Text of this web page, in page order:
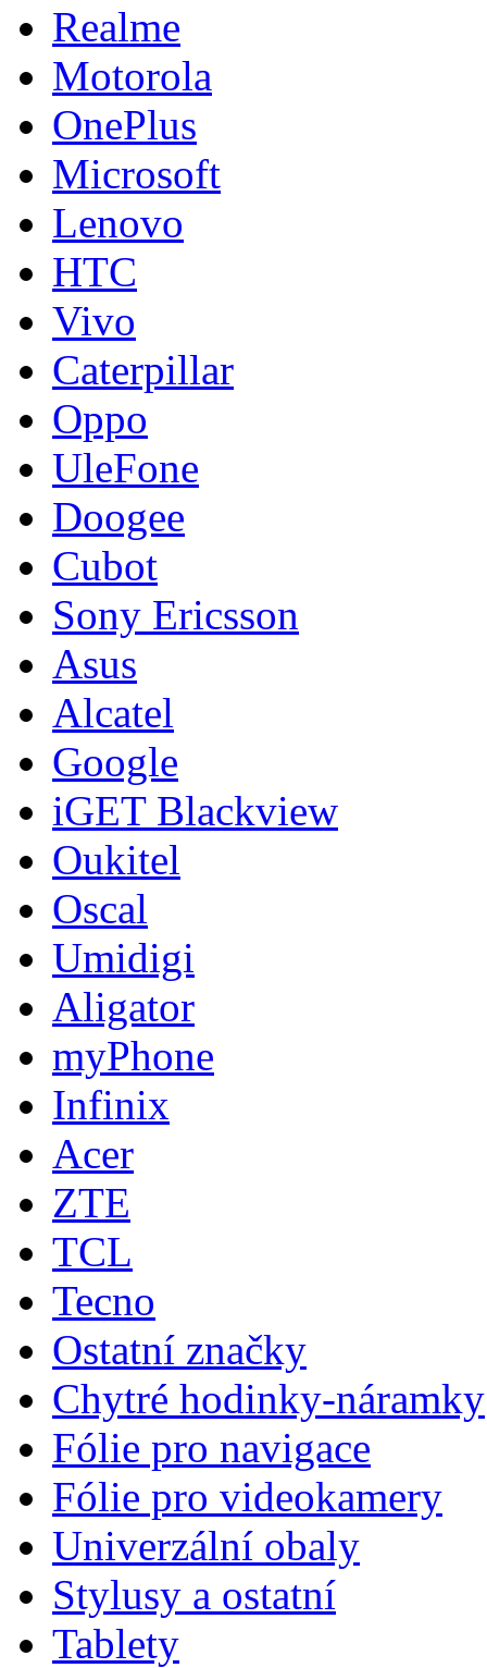
Realme
Motorola
OnePlus
Microsoft
Lenovo
HTC
Vivo
Caterpillar
Oppo
UleFone
Doogee
Cubot
Sony Ericsson
Asus
Alcatel
Google
iGET Blackview
Oukitel
Oscal
Umidigi
Aligator
myPhone
Infinix
Acer
ZTE
TCL
Tecno
Ostatní značky
Chytré hodinky-náramky
Fólie pro navigace
Fólie pro videokamery
Univerzální obaly
Stylusy a ostatní
Tablety